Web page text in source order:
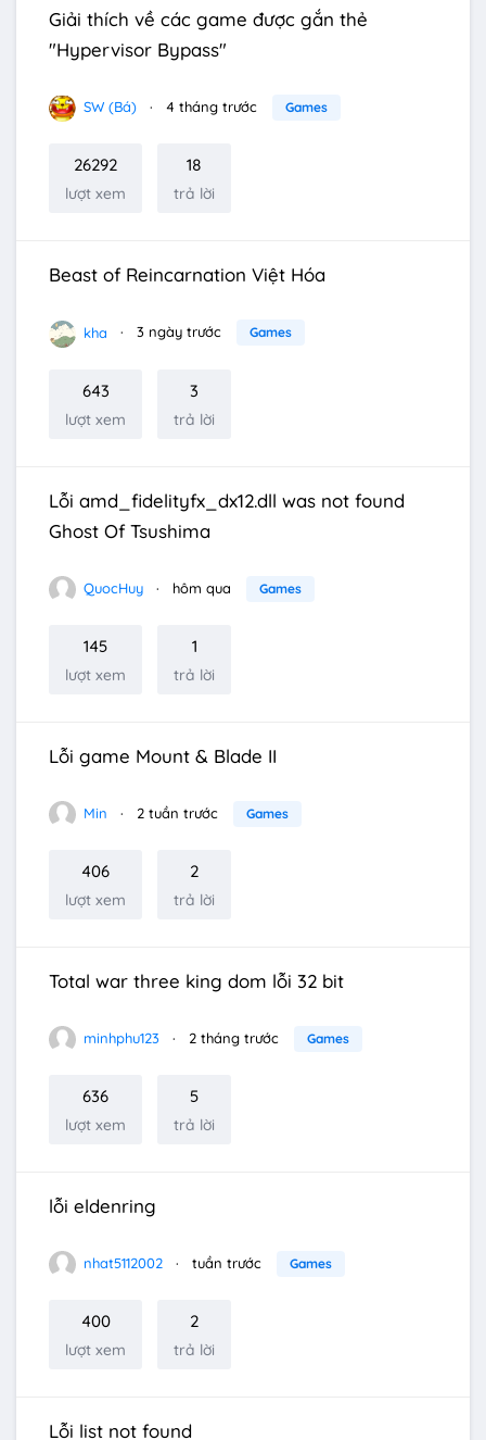
Giải thích về các game được gắn thẻ
"Hypervisor Bypass"
SW (Bá) 4 tháng trước Games
26292
lượt xem
18
trả lời
Beast of Reincarnation Việt Hóa
kha 3 ngày trước Games
643
lượt xem
3
trả lời
Lỗi amd_fidelityfx_dx12.dll was not found
Ghost Of Tsushima
QuocHuy hôm qua Games
145
lượt xem
1
trả lời
Lỗi game Mount & Blade II
Min 2 tuần trước Games
406
lượt xem
2
trả lời
Total war three king dom lỗi 32 bit
minhphu123 2 tháng trước Games
636
lượt xem
5
trả lời
lỗi eldenring
nhat5112002 tuần trước Games
400
lượt xem
2
trả lời
Lỗi list not found